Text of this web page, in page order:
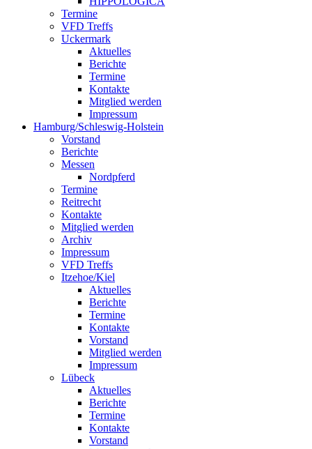
Termine
VFD Treffs
Uckermark
Aktuelles
Berichte
Termine
Kontakte
Mitglied werden
Impressum
Hamburg/Schleswig-Holstein
Vorstand
Berichte
Messen
Nordpferd
Termine
Reitrecht
Kontakte
Mitglied werden
Archiv
Impressum
VFD Treffs
Itzehoe/Kiel
Aktuelles
Berichte
Termine
Kontakte
Vorstand
Mitglied werden
Impressum
Lübeck
Aktuelles
Berichte
Termine
Kontakte
Vorstand